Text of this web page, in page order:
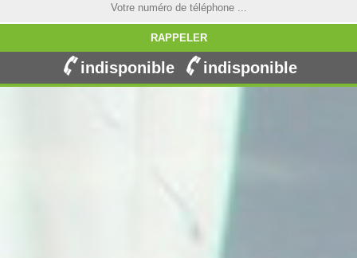
indisponible indisponible